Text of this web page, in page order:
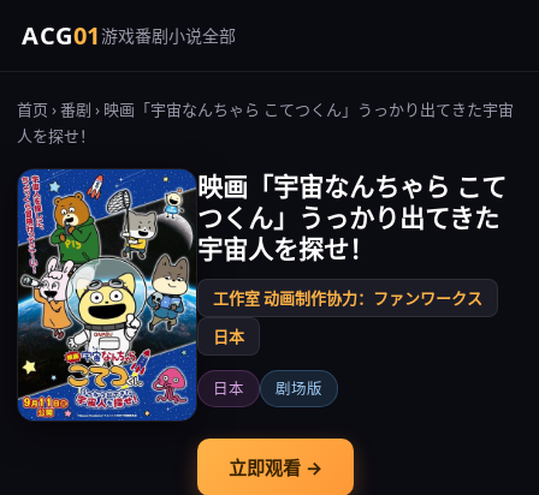
ACG01游戏番剧小说全部
首页 ›番剧 › 映画「宇宙なんちゃら こてつくん」うっかり出てきた宇宙
人を探せ！
映画「宇宙なんちゃら こて
つくん」うっかり出てきた
宇宙人を探せ！
工作室 动画制作协力：ファンワークス
日本
日本 剧场版
立即观看 →